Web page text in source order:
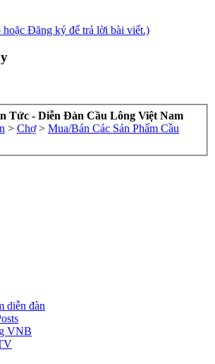
Đăng ký để trả lời bài viết.)
Tức - Diễn Đàn Cầu Lông Việt Nam
> Chợ > Mua/Bán Các Sản Phẩm Cầu
diễn đàn
VNB